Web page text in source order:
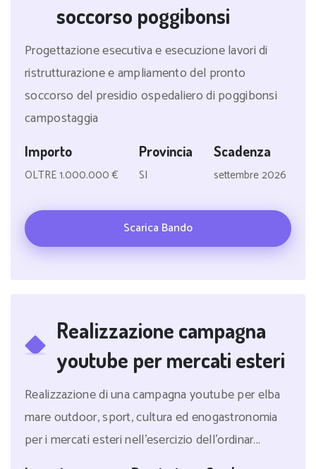
soccorso poggibonsi
Progettazione esecutiva e esecuzione lavori di
ristrutturazione e ampliamento del pronto
soccorso del presidio ospedaliero di poggibonsi
campostaggia
Importo
OLTRE 1.000.000 €
Provincia
SI
Scadenza
settembre 2026
Scarica Bando
Realizzazione campagna
youtube per mercati esteri
Realizzazione di una campagna youtube per elba
mare outdoor, sport, cultura ed enogastronomia
per i mercati esteri nell'esercizio dell'ordinar...